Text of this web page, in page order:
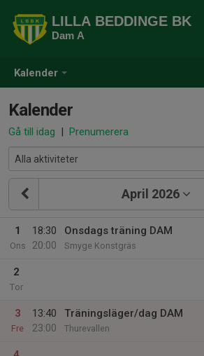
Kalender
LILLA BEDDINGE BK
Dam A
Kalender
Gå till idag | Prenumerera
April 2026
1
Ons
18:30
20:00
Onsdags träning DAM
Smyge Konstgräs
2
Tor
3
Fre
13:40
23:00
Träningsläger/dag DAM
Thurevallen